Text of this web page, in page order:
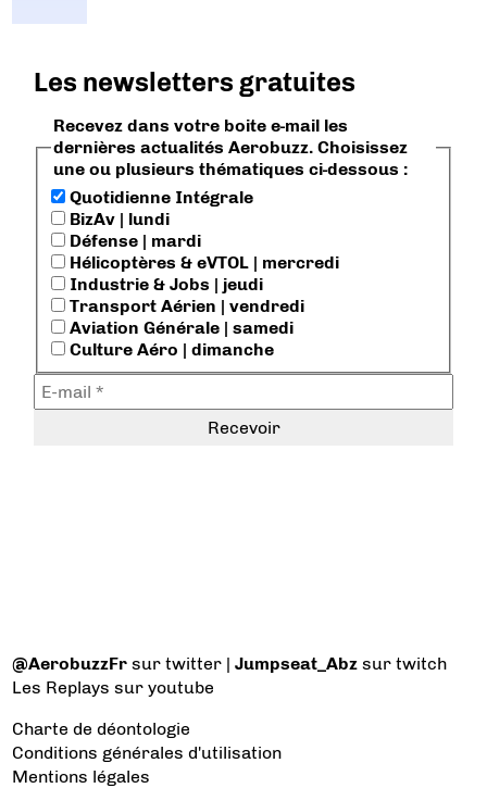
Les newsletters gratuites
Recevez dans votre boite e-mail les
dernières actualités Aerobuzz. Choisissez
une ou plusieurs thématiques ci-dessous :
Quotidienne Intégrale
BizAv | lundi
Défense | mardi
Hélicoptères & eVTOL | mercredi
Industrie & Jobs | jeudi
Transport Aérien | vendredi
Aviation Générale | samedi
Culture Aéro | dimanche
@AerobuzzFr sur twitter |Jumpseat_Abz sur twitch
Les Replays sur youtube
Charte de déontologie
Conditions générales d'utilisation
Mentions légales